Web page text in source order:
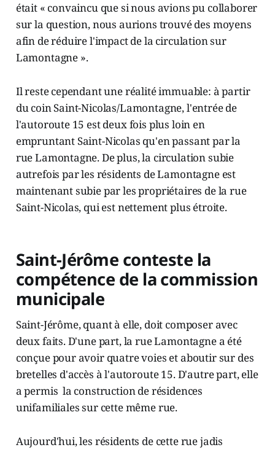
était « convaincu que si nous avions pu collaborer
sur la question, nous aurions trouvé des moyens
afin de réduire l'impact de la circulation sur
Lamontagne ».
Il reste cependant une réalité immuable: à partir
du coin Saint-Nicolas/Lamontagne, l'entrée de
l'autoroute 15 est deux fois plus loin en
empruntant Saint-Nicolas qu'en passant par la
rue Lamontagne. De plus, la circulation subie
autrefois par les résidents de Lamontagne est
maintenant subie par les propriétaires de la rue
Saint-Nicolas, qui est nettement plus étroite.
Saint-Jérôme conteste la
compétence de la commission
municipale
Saint-Jérôme, quant à elle, doit composer avec
deux faits. D'une part, la rue Lamontagne a été
conçue pour avoir quatre voies et aboutir sur des
bretelles d'accès à l'autoroute 15. D'autre part, elle
a permis la construction de résidences
unifamiliales sur cette même rue.
Aujourd'hui, les résidents de cette rue jadis